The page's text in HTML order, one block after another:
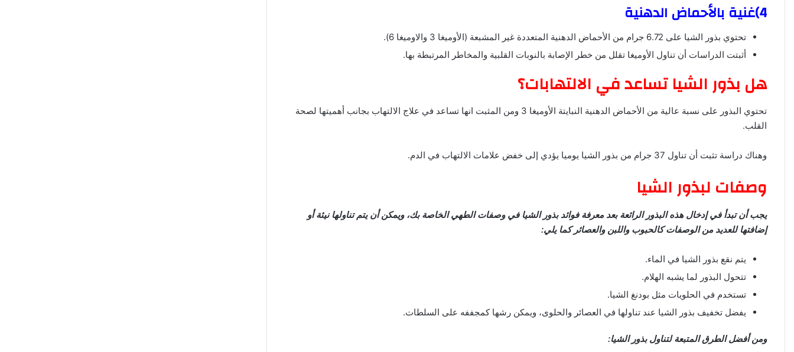
4)غنية بالأحماض الدهنية
تحتوي بذور الشيا على 6.72 جرام من الأحماض الدهنية المتعددة غير المشبعة (الأوميغا 3 والاوميغا 6).
أثبتت الدراسات أن تناول الأوميغا تقلل من خطر الإصابة بالنوبات القلبية والمخاطر المرتبطة بها.
هل بذور الشيا تساعد في الالتهابات؟
تحتوي البذور على نسبة عالية من الأحماض الدهنية النبايتة الأوميغا 3 ومن المثبت انها تساعد في علاج الالتهاب بجانب أهميتها لصحة
القلب.
وهناك دراسة تثبت أن تناول 37 جرام من بذور الشيا يوميا يؤدي إلى خفض علامات الالتهاب في الدم.
وصفات لبذور الشيا
يجب أن تبدأ في إدخال هذه البذور الرائعة بعد معرفة فوائد بذور الشيا في وصفات الطهي الخاصة بك، ويمكن أن يتم تناولها نيئة أو
إضافتها للعديد من الوصفات كالحبوب واللبن والعصائر كما يلي:
يتم نقع بذور الشيا في الماء.
تتحول البذور لما يشبه الهلام.
تستخدم في الحلويات مثل بودنغ الشيا.
يفضل تخفيف بذور الشيا عند تناولها في العصائر والحلوى، ويمكن رشها كمجففه على السلطات.
ومن أفضل الطرق المتبعة لتناول بذور الشيا: